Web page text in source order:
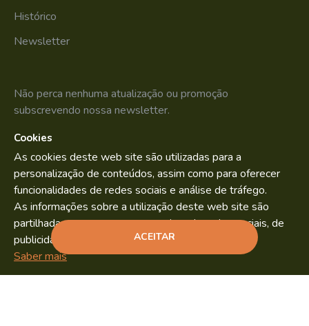
ADICIONAR
Histórico
Newsletter
Não perca nenhuma atualização ou promoção
subscrevendo nossa newsletter.
Li e aceito osPolítica de Privacidade
Copyright © 2022. ByBild.pt
ACEITAR
Cookies
As cookies deste web site são utilizadas para a
personalização de conteúdos, assim como para oferecer
funcionalidades de redes sociais e análise de tráfego.
As informações sobre a utilização deste web site são
partilhadas com os nossos parceiros de redes sociais, de
publicidade e análise.
Saber mais